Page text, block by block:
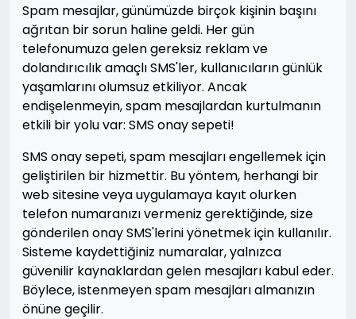
Spam mesajlar, günümüzde birçok kişinin başını
ağrıtan bir sorun haline geldi. Her gün
telefonumuza gelen gereksiz reklam ve
dolandırıcılık amaçlı SMS'ler, kullanıcıların günlük
yaşamlarını olumsuz etkiliyor. Ancak
endişelenmeyin, spam mesajlardan kurtulmanın
etkili bir yolu var: SMS onay sepeti!
SMS onay sepeti, spam mesajları engellemek için
geliştirilen bir hizmettir. Bu yöntem, herhangi bir
web sitesine veya uygulamaya kayıt olurken
telefon numaranızı vermeniz gerektiğinde, size
gönderilen onay SMS'lerini yönetmek için kullanılır.
Sisteme kaydettiğiniz numaralar, yalnızca
güvenilir kaynaklardan gelen mesajları kabul eder.
Böylece, istenmeyen spam mesajları almanızın
önüne geçilir.